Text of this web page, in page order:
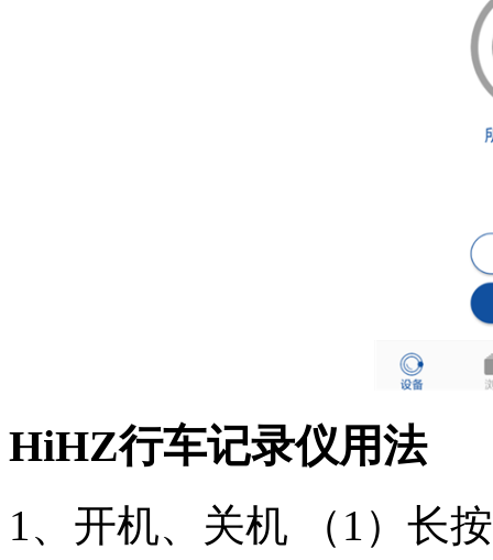
HiHZ行车记录仪用法
1、开机、关机 （1）长